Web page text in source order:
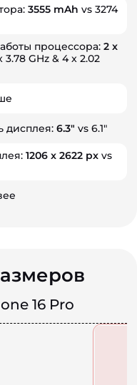
3555 mAh vs 3274
процессора: 2 x
3.78 GHz & 4 x 2.02
дисплея: 6.3" vs 6.1"
1206 x 2622 px vs
16 Pro